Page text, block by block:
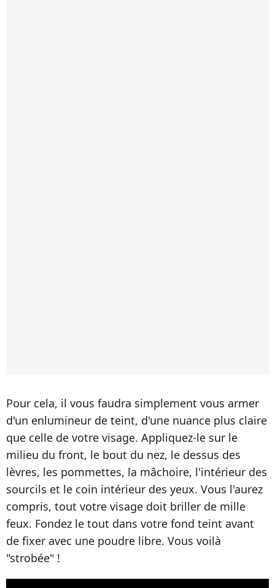
Pour cela, il vous faudra simplement vous armer
d'un enlumineur de teint, d'une nuance plus claire
que celle de votre visage. Appliquez-le sur le
milieu du front, le bout du nez, le dessus des
lèvres, les pommettes, la mâchoire, l'intérieur des
sourcils et le coin intérieur des yeux. Vous l'aurez
compris, tout votre visage doit briller de mille
feux. Fondez le tout dans votre fond teint avant
de fixer avec une poudre libre. Vous voilà
"strobée" !